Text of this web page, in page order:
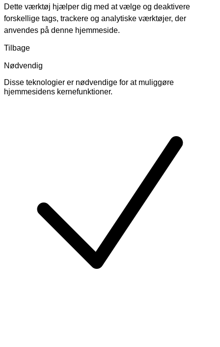
Dette værktøj hjælper dig med at vælge og deaktivere
forskellige tags, trackere og analytiske værktøjer, der
anvendes på denne hjemmeside.
Tilbage
Nødvendig
Disse teknologier er nødvendige for at muliggøre
hjemmesidens kernefunktioner.